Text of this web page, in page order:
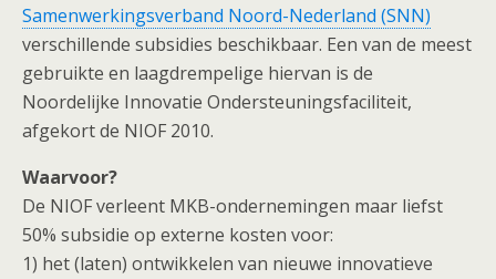
Samenwerkingsverband Noord-Nederland (SNN)
verschillende subsidies beschikbaar. Een van de meest
gebruikte en laagdrempelige hiervan is de
Noordelijke Innovatie Ondersteuningsfaciliteit,
afgekort de NIOF 2010.
Waarvoor?
De NIOF verleent MKB-ondernemingen maar liefst
50% subsidie op externe kosten voor:
1) het (laten) ontwikkelen van nieuwe innovatieve